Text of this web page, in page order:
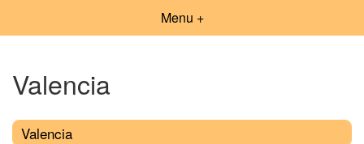
Menu +
Valencia
Valencia